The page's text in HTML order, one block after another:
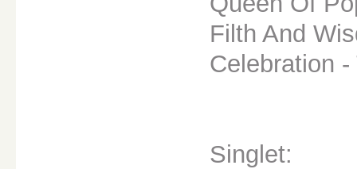
Filth And
Celebration
Singlet: